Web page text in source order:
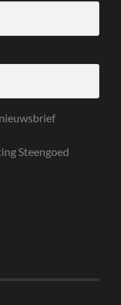
Steengoed